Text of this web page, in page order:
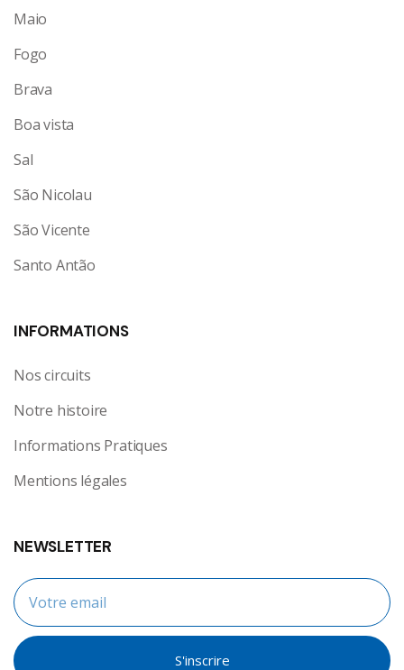
Maio
Fogo
Brava
Boa vista
Sal
São Nicolau
São Vicente
Santo Antão
INFORMATIONS
Nos circuits
Notre histoire
Informations Pratiques
Mentions légales
NEWSLETTER
S'inscrire